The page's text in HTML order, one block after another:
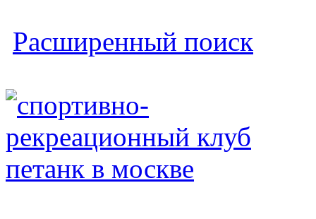
Расширенный поиск